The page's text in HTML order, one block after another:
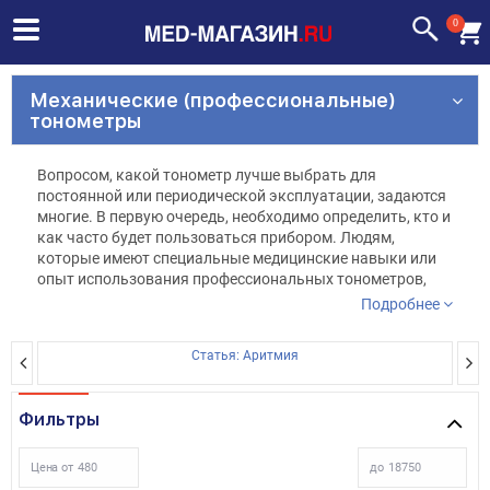
0
Механические (профессиональные)
тонометры
Вопросом, какой тонометр лучше выбрать для
постоянной или периодической эксплуатации, задаются
многие. В первую очередь, необходимо определить, кто и
как часто будет пользоваться прибором. Людям,
которые имеют специальные медицинские навыки или
опыт использования профессиональных тонометров,
можно купить механическую модель. Тонометры
правильном использовании) и доступной ценой.
Современные приборы отличаются удобными,
физиологичными манжетами, которые плотно
фонендоскопами, что позволяет прослушивать пульс и
проводить измерение без посторонней помощи.
Тонометры данного типа могут комплектоваться
Подробнее
Статья: Аритмия
Фильтры
Цена от до